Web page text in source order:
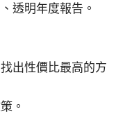
透明年度報告。
出性價比最高的方
。